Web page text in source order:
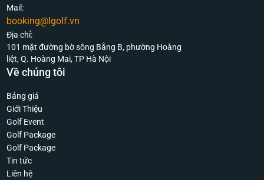
Mail:
booking@Igolf.vn
Địa chỉ:
101 mặt đường bờ sông Bằng B, phường Hoàng
liệt, Q. Hoàng Mai, TP Hà Nội
Về chúng tôi
Bảng giá
Giới Thiệu
Golf Event
Golf Package
Golf Package
Tin tức
Liên hệ